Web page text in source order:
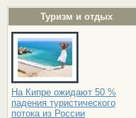
Туризм и отдых
На Кипре ожидают 50 %
падения туристического
потока из России